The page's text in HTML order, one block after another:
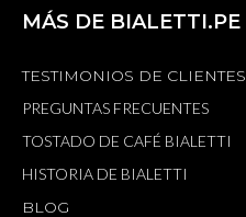
MÁS DE BIALETTI.PE
TESTIMONIOS DE CLIENTES
PREGUNTAS FRECUENTES
TOSTADO DE CAFÉ BIALETTI
HISTORIA DE BIALETTI
BLOG